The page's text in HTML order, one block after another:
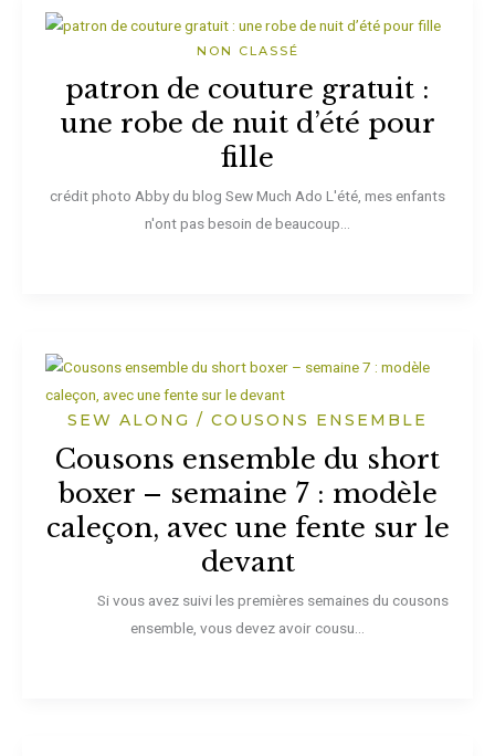
NON CLASSÉ
patron de couture gratuit :
une robe de nuit d’été pour
fille
crédit photo Abby du blog Sew Much Ado L'été, mes enfants
n'ont pas besoin de beaucoup...
SEW ALONG / COUSONS ENSEMBLE
Cousons ensemble du short
boxer – semaine 7 : modèle
caleçon, avec une fente sur le
devant
Si vous avez suivi les premières semaines du cousons
ensemble, vous devez avoir cousu...